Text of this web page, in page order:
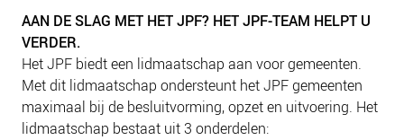
AAN DE SLAG MET HET JPF? HET JPF-TEAM HELPT U
VERDER.
Het JPF biedt een lidmaatschap aan voor gemeenten.
Met dit lidmaatschap ondersteunt het JPF gemeenten
maximaal bij de besluitvorming, opzet en uitvoering. Het
lidmaatschap bestaat uit 3 onderdelen: